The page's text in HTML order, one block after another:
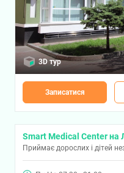
3D тур
Записатися
Smart Medical Center на
Приймає дорослих і дітей